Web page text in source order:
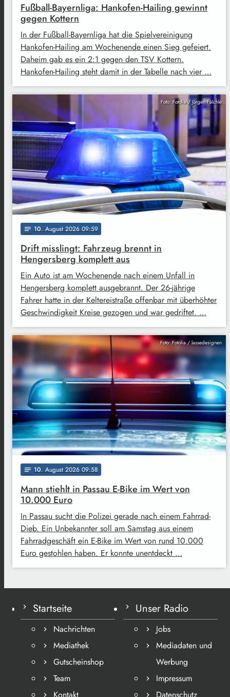
Fußball-Bayernliga: Hankofen-Hailing gewinnt
gegen Kottern
In der Fußball-Bayernliga hat die Spielvereinigung
Hankofen-Hailing am Wochenende einen Sieg gefeiert.
Daheim gab es ein 2:1 gegen den TSV Kottern.
Hankofen-Hailing steht damit in der Tabelle nach vier …
Foto: Fotolia / Jürgen Fälchle
notes 10. August 2026 09:59
Drift misslingt: Fahrzeug brennt in
Hengersberg komplett aus
Ein Auto ist am Wochenende nach einem Unfall in
Hengersberg komplett ausgebrannt. Der 26-jährige
Fahrer hatte in der Keltereistraße offenbar mit überhöhter
Geschwindigkeit Kreise gezogen und war gedriftet. …
Foto: Fotolia / lassedesignen
notes 10. August 2026 09:58
Mann stiehlt in Passau E-Bike im Wert von
10.000 Euro
In Passau sucht die Polizei gerade nach einem Fahrrad-
Dieb. Ein Unbekannter soll am Samstag aus einem
Fahrradgeschäft ein E-Bike im Wert von rund 10.000
Euro gestohlen haben. Er konnte unentdeckt …
Startseite
Nachrichten
Mediathek
Gutscheinshop
Team
Unser Radio
Jobs
Mediadaten und
Werbung
Impressum